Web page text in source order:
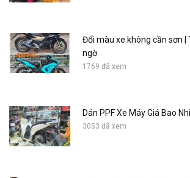
Đổi màu xe không cần sơn |
ngờ
1769 đã xem
Dán PPF Xe Máy Giá Bao
3053 đã xem